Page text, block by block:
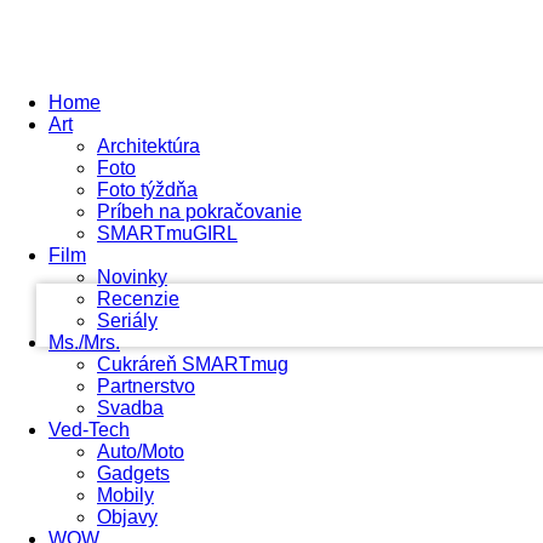
Home
Art
Architektúra
Foto
Foto týždňa
Príbeh na pokračovanie
SMARTmuGIRL
Film
Novinky
Recenzie
Seriály
Ms./Mrs.
Cukráreň SMARTmug
Partnerstvo
Svadba
Ved-Tech
Auto/Moto
Gadgets
Mobily
Objavy
WOW
your password